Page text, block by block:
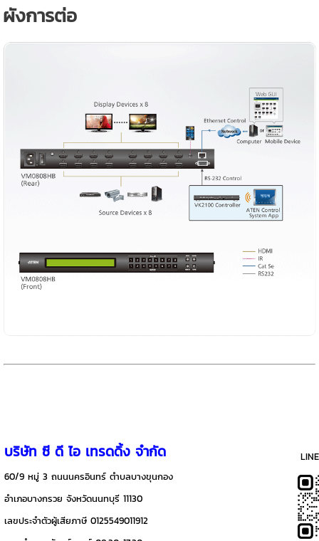
ผังการต่อ
บริษัท ซี ดี ไอ เทรดดิ้ง จำกัด
60/9 หมู่ 3 ถนนนครอินทร์ ตำบลบางขุนกอง
อำเภอบางกรวย จังหวัดนนทบุรี 11130
เลฃประจำตัวผู้เสียภาษี 0125549011912